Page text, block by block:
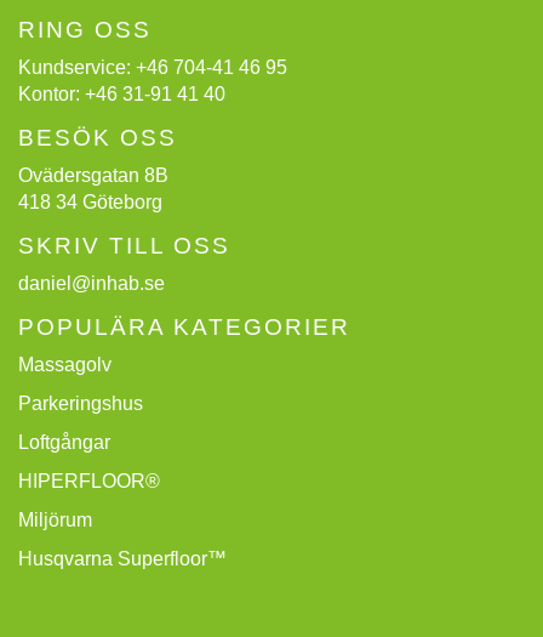
RING OSS
Kundservice: +46 704-41 46 95
Kontor: +46 31-91 41 40
BESÖK OSS
Ovädersgatan 8B
418 34 Göteborg
SKRIV TILL OSS
daniel@inhab.se
POPULÄRA KATEGORIER
Massagolv
Parkeringshus
Loftgångar
HIPERFLOOR®
Miljörum
Husqvarna Superfloor™